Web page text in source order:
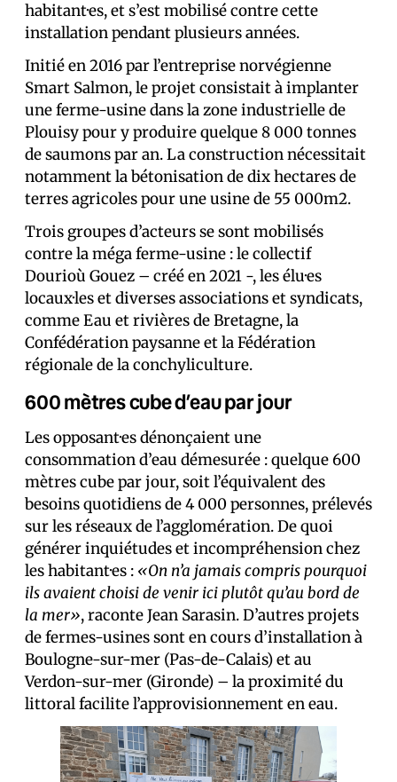
habitant·es, et s’est mobilisé contre cette
installation pendant plusieurs années.
Initié en 2016 par l’entreprise norvégienne
Smart Salmon, le projet consistait à implanter
une ferme-usine dans la zone industrielle de
Plouisy pour y produire quelque 8 000 tonnes
de saumons par an. La construction nécessitait
notamment la bétonisation de dix hectares de
terres agricoles pour une usine de 55 000m2.
Trois groupes d’acteurs se sont mobilisés
contre la méga ferme-usine : le collectif
Dourioù Gouez – créé en 2021 -, les élu·es
locaux·les et diverses associations et syndicats,
comme Eau et rivières de Bretagne, la
Confédération paysanne et la Fédération
régionale de la conchyliculture.
600 mètres cube d’eau par jour
Les opposant·es dénonçaient une
consommation d’eau démesurée : quelque 600
mètres cube par jour, soit l’équivalent des
besoins quotidiens de 4 000 personnes, prélevés
sur les réseaux de l’agglomération. De quoi
générer inquiétudes et incompréhension chez
les habitant·es : «On n’a jamais compris pourquoi
ils avaient choisi de venir ici plutôt qu’au bord de
la mer», raconte Jean Sarasin. D’autres projets
de fermes-usines sont en cours d’installation à
Boulogne-sur-mer (Pas-de-Calais) et au
Verdon-sur-mer (Gironde) – la proximité du
littoral facilite l’approvisionnement en eau.